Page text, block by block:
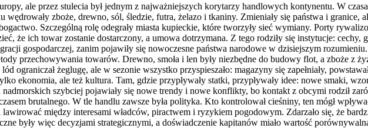
ale przez stulecia był jednym z najważniejszych korytarzy handlowych kontynentu. W
wędrowały zboże, drewno, sól, śledzie, futra, żelazo i tkaniny. Zmieniały się państwa i granice,
Szczególną rolę odegrały miasta kupieckie, które tworzyły sieć wymiany. Porty
że ich towar zostanie dostarczony, a umowa dotrzymana. Z tego rodziły się instytucje: cechy,
gospodarczej, zanim pojawiły się nowoczesne państwa narodowe w dzisiejszym
przechowywania towarów. Drewno, smoła i len były niezbędne do budowy flot, a zboże z
ograniczał żeglugę, ale w sezonie wszystko przyspieszało: magazyny się zapełniały,
ekonomia, ale też kultura. Tam, gdzie przypływały statki, przypływały idee: nowe smaki,
szybciej pojawiały się nowe trendy i nowe konflikty, bo kontakt z obcymi rodził
brutalnego. W tle handlu zawsze była polityka. Kto kontrolował cieśniny, ten mógł
między interesami władców, piractwem i ryzykiem pogodowym. Zdarzało się, że
były więc decyzjami strategicznymi, a doświadczenie kapitanów miało wartość